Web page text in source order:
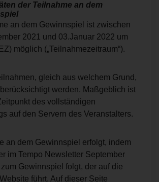
der Teilnahme an dem
an dem Gewinnspiel ist zwischen
2021 und 03.Januar 2022 um
möglich („Teilnahmezeitraum“).
gleich aus welchem Grund,
werden. Maßgeblich ist
des vollständigen
auf den Servern des Veranstalters.
an dem Gewinnspiel erfolgt, indem
im Tempo Newsletter September
Gewinnspiel folgt, der auf die
führt. Auf dieser Seite